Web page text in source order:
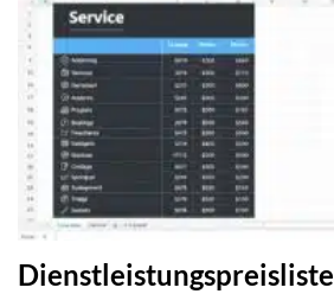
Dienstleistungspreisliste